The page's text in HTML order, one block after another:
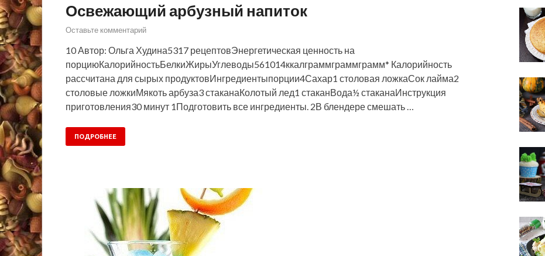
Освежающий арбузный напиток
Оставьте комментарий
10 Автор: Ольга Худина5317 рецептовЭнергетическая ценность на
порциюКалорийностьБелкиЖирыУглеводы561014ккалграммграммграмм* Калорийность
рассчитана для сырых продуктовИнгредиентыпорции4Сахар1 столовая ложкаСок лайма2
столовые ложкиМякоть арбуза3 стаканаКолотый лед1 стаканВода½ стаканаИнструкция
приготовления30 минут 1Подготовить все ингредиенты. 2В блендере смешать …
ПОДРОБНЕЕ